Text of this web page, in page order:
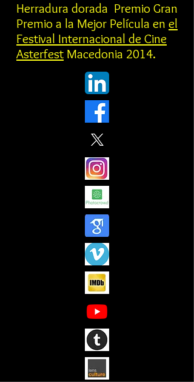
Herradura dorada Premio Gran
Premio a la Mejor Película en el
Festival Internacional de Cine
Asterfest Macedonia 2014.